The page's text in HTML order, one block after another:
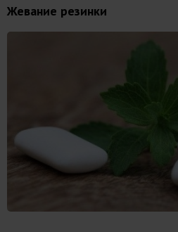
Жевание резинки